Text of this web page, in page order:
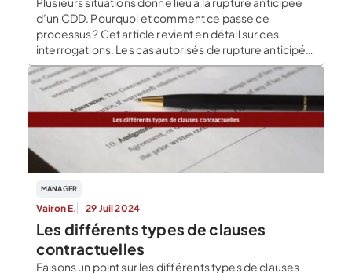
d’un CDD. Pourquoi et comment ce passe ce
processus ? Cet article revient en détail sur ces
interrogations. Les cas autorisés de rupture anticipée
de CDD Le CDD peut être rompu avant le terme prévu
uniquement dans l’un des cas suivants : Accord entre
l’employeur et le […]
MANAGER
Vairon E. 29 Juil 2024
Les différents types de clauses
contractuelles
Faisons un point sur les différents types de clauses